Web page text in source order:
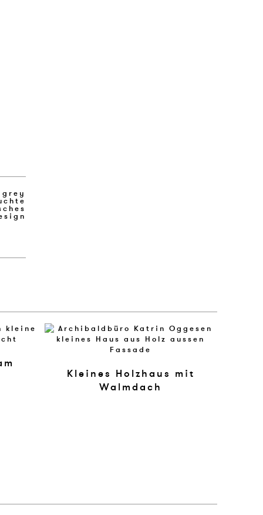
Kleines Holzhaus mit
Walmdach